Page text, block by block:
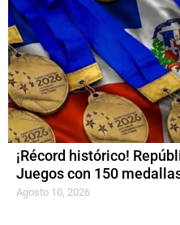
¡Récord histórico!
Juegos con 150
Agosto 10, 2026